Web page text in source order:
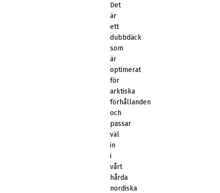
Det
är
ett
dubbdäck
som
är
optimerat
för
arktiska
förhållanden
och
passar
väl
in
i
vårt
hårda
nordiska